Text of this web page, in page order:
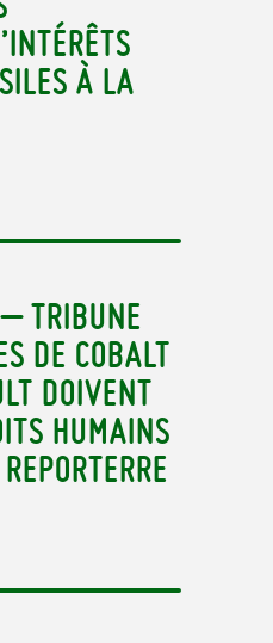
À LA
TRIBUNE
DE COBALT
DOIVENT
HUMAINS